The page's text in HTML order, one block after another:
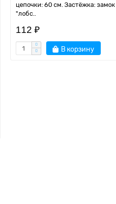
цепочки: 60 см. Застёжка:
"лобс..
112 ₽
В корзину